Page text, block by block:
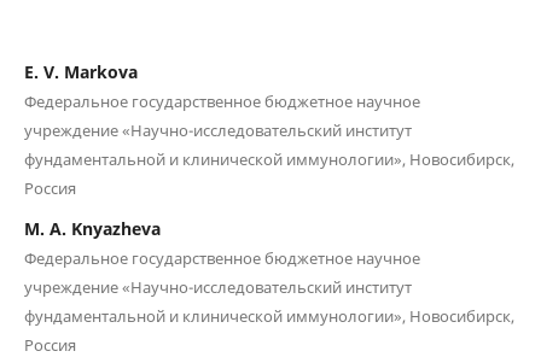
E. V. Markova
Федеральное государственное бюджетное научное
учреждение «Научно-исследовательский институт
фундаментальной и клинической иммунологии», Новосибирск,
Россия
M. A. Knyazheva
Федеральное государственное бюджетное научное
учреждение «Научно-исследовательский институт
фундаментальной и клинической иммунологии», Новосибирск,
Россия